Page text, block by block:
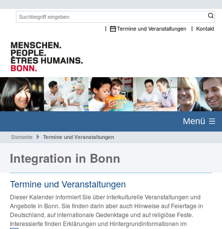
Suchwort:
Termine und Veranstaltungen Kontakt
Menü
Startseite Termine und Veranstaltungen
Integration in Bonn
Termine und Veranstaltungen
Dieser Kalender informiert Sie über interkulturelle Veranstaltungen und
Angebote in Bonn. Sie finden darin aber auch Hinweise auf Feiertage in
Deutschland, auf internationale Gedenktage und auf religiöse Feste.
Interessierte finden Erklärungen und Hintergrundinformationen im